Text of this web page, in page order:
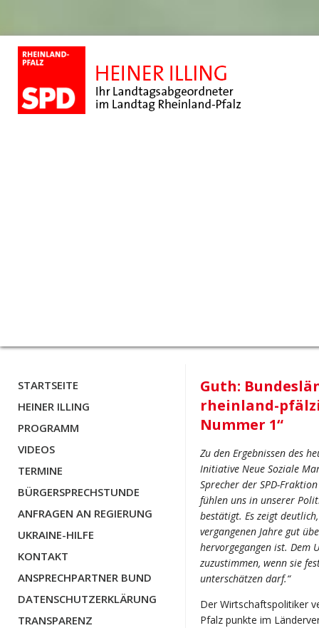
STARTSEITE
HEINER ILLING
PROGRAMM
VIDEOS
TERMINE
BÜRGERSPRECHSTUNDE
ANFRAGEN AN REGIERUNG
UKRAINE-HILFE
KONTAKT
ANSPRECHPARTNER BUND
DATENSCHUTZERKLÄRUNG
TRANSPARENZ
Guth:
rheinland-
Nummer 1“
Zu den Ergebnissen des
Initiative Neue Soziale
Sprecher der SPD-
fühlen uns in unserer
bestätigt. Es zeigt
vergangenen Jahre gut
hervorgegangen ist. Dem
zuzustimmen, wenn sie
unterschätzen darf.“
Der Wirtschaftspolitiker
Pfalz punkte im